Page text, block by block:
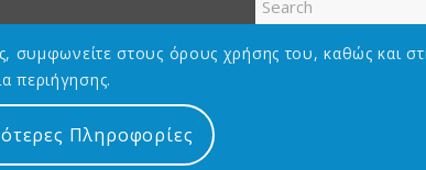
GDG
συμφωνείτε στους όρους χρήσης του, καθώς και
περιήγησης.
Πληροφορίες